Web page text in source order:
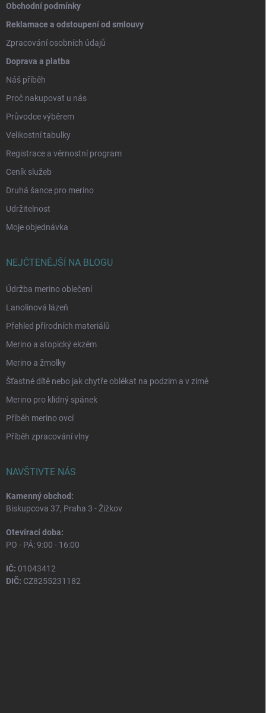
Obchodní podmínky
Reklamace a odstoupení od smlouvy
Zpracování osobních údajů
Doprava a platba
Náš příběh
Proč nakupovat u nás
Průvodce výběrem
Velikostní tabulky
Registrace a věrnostní program
Ceník služeb
Druhá šance pro merino
Udržitelnost
Moje objednávka
NEJČTENĚJŠÍ NA BLOGU
Údržba merino oblečení
Lanolinová lázeň
Přehled přírodních materiálů
Merino a atopický ekzém
Merino a žmolky
Šťastné dítě nebo jak chytře oblékat na podzim a v zimě
Merino pro klidný spánek
Příběh merino ovcí
Příběh zpracování vlny
NAVŠTIVTE NÁS
Kamenný obchod:
Biskupcova 37, Praha 3 - Žižkov
Otevírací doba:
PO - PÁ: 9:00 - 16:00
IČ: 01043412
DIČ: CZ8255231182